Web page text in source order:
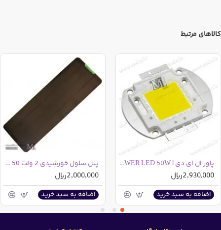
کالاهای مرتبط
پاور ال ای دی | POWER LED 50W
2,930,000ریال
اضافه به سبد خرید
پنل سلول خورشیدی 2 ولت 50 میلی آمپر
2,000,000ریال
اضافه به سبد خرید